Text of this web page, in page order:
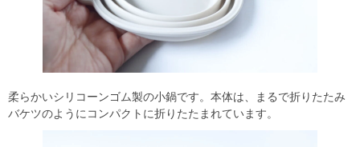
柔らかいシリコーンゴム製の小鍋です。本体は、まるで折りたたみ
バケツのようにコンパクトに折りたたまれています。